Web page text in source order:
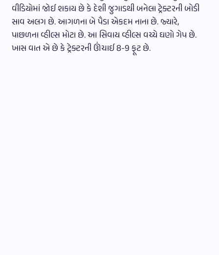
વીડિયોમાં જોઈ શકાય છે કે દેશી જુગાડથી બનેલા ટ્રેક્ટરની બોડી
સાવ અલગ છે. આગળના બે પૈડા એકદમ નાના છે. જ્યારે,
પાછળના વ્હીલ્સ મોટા છે. આ સિવાય વ્હીલ્સ વચ્ચે ઘણો ગેપ છે.
ખાસ વાત એ છે કે ટ્રેક્ટરની ઊંચાઈ 8-9 ફૂટ છે.